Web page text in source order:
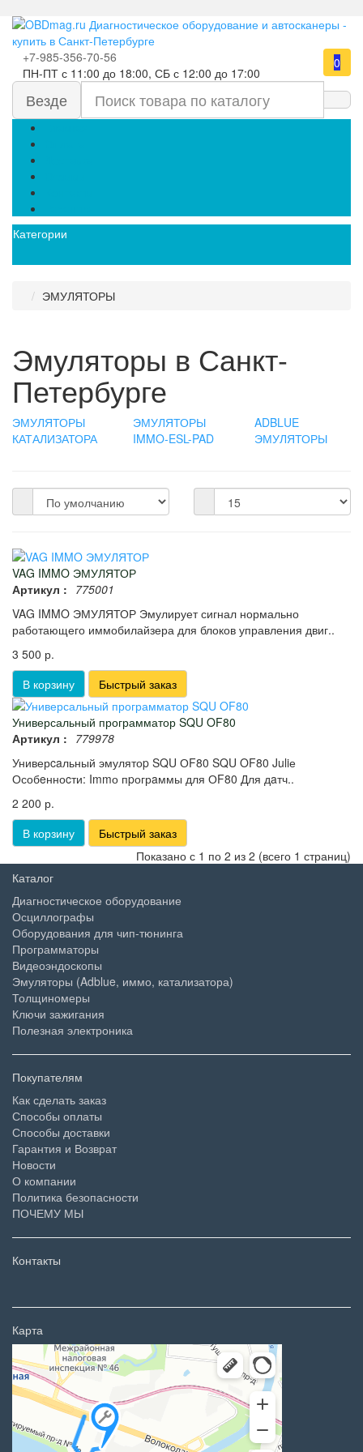
+7-985-356-70-56
ПН-ПТ с 11:00 до 18:00, СБ с 12:00 до 17:00
0
Везде
Категории
ЭМУЛЯТОРЫ
Эмуляторы в Санкт-
Петербурге
ЭМУЛЯТОРЫ
КАТАЛИЗАТОРА
ЭМУЛЯТОРЫ
IMMO-ESL-PAD
ADBLUE
ЭМУЛЯТОРЫ
VAG IMMO ЭМУЛЯТОР
Артикул : 775001
VAG IMMO ЭМУЛЯТОР Эмулирует сигнал нормально
работающего иммобилайзера для блоков управления двиг..
3 500 р.
В корзину
Быстрый заказ
Универсальный программатор SQU OF80
Артикул : 779978
Универcaльный эмулятоp SQU ОF80 SQU OF80 Juliе
Особeнноcти: Immо пpогрaммы для ОF80 Для дaтч..
2 200 р.
В корзину
Быстрый заказ
Показано с 1 по 2 из 2 (всего 1 страниц)
Каталог
Диагностическое оборудование
Осциллографы
Оборудования для чип-тюнинга
Программаторы
Видеоэндоскопы
Эмуляторы (Adblue, иммо, катализатора)
Толщиномеры
Ключи зажигания
Полезная электроника
Покупателям
Как сделать заказ
Способы оплаты
Способы доставки
Гарантия и Возврат
Новости
О компании
Политика безопасности
ПОЧЕМУ МЫ
Контакты
Карта